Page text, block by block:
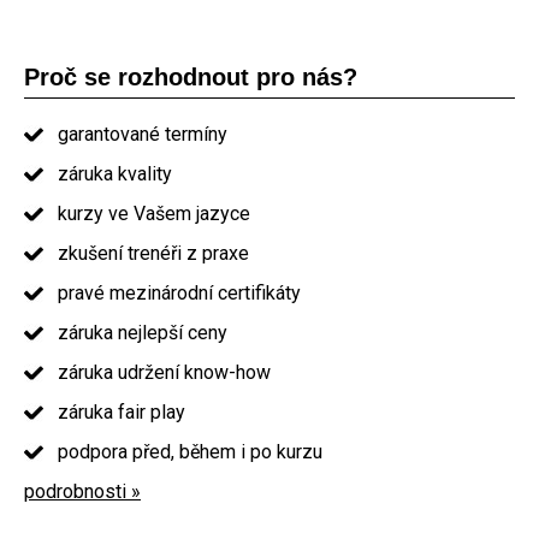
Proč se rozhodnout pro nás?
garantované termíny
záruka kvality
kurzy ve Vašem jazyce
zkušení trenéři z praxe
pravé mezinárodní certifikáty
záruka nejlepší ceny
záruka udržení know-how
záruka fair play
podpora před, během i po kurzu
podrobnosti »